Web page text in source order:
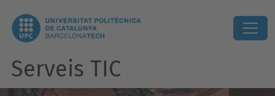
Serveis TIC